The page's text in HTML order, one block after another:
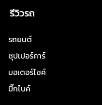
รีวิวรถ
รถยนต์
ซุปเปอร์คาร์
มอเตอร์ไซค์
บิ๊กไบค์